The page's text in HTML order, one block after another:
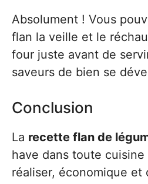
Absolument ! Vous
flan la veille et le
four juste avant de
saveurs de bien se
Conclusion
La recette flan de
have dans toute
réaliser, économique et